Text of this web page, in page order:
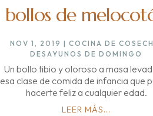
bollos de
NOV 1, 2019 | COCINA DE
DESAYUNOS DE DOMINGO
Un bollo tibio y oloroso a masa
esa clase de comida de infancia que
hacerte feliz a cualquier edad.
LEER MÁS...